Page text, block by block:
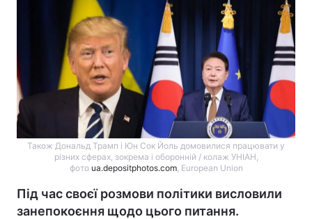
Також Дональд Трамп і Юн Сок Йоль домовилися працювати у
різних сферах, зокрема і оборонній / колаж УНІАН,
фото ua.depositphotos.com, European Union
Під час своєї розмови політики висловили
занепокоєння щодо цього питання.